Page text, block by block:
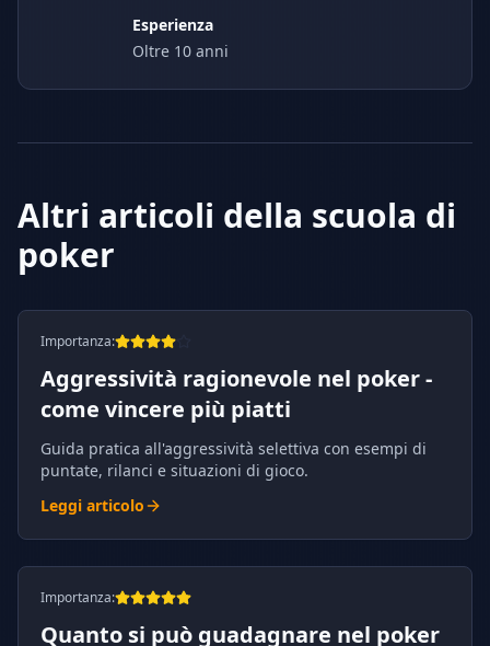
Esperienza
Oltre 10 anni
Altri articoli della scuola di
poker
Importanza:
Aggressività ragionevole nel poker -
come vincere più piatti
Guida pratica all'aggressività selettiva con esempi di
puntate, rilanci e situazioni di gioco.
Leggi articolo
Importanza:
Quanto si può guadagnare nel poker